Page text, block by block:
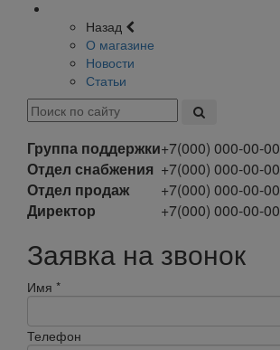
Назад
О магазине
Новости
Статьи
Группа поддержки+7(000) 000-00-00
Отдел снабжения +7(000) 000-00-00
Отдел продаж
+7(000) 000-00-00
Директор
+7(000) 000-00-00
Заявка на звонок
Имя *
Телефон